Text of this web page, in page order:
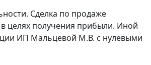
Сделка по продаже
целях получения прибыли. Иной
ИП Мальцевой М.В. с нулевыми